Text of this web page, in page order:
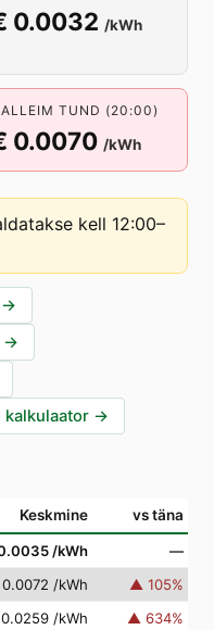
0.0032 /kWh
TUND (20:00)
0.0070 /kWh
kell 12:00–
→
→
kalkulaator →
Keskmine vs täna
/kWh
—
/kWh ▲ 105%
/kWh ▲ 634%